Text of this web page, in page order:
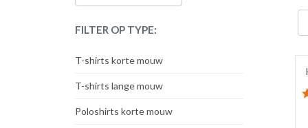
FILTER OP TYPE:
T-shirts korte mouw
T-shirts lange mouw
Poloshirts korte mouw